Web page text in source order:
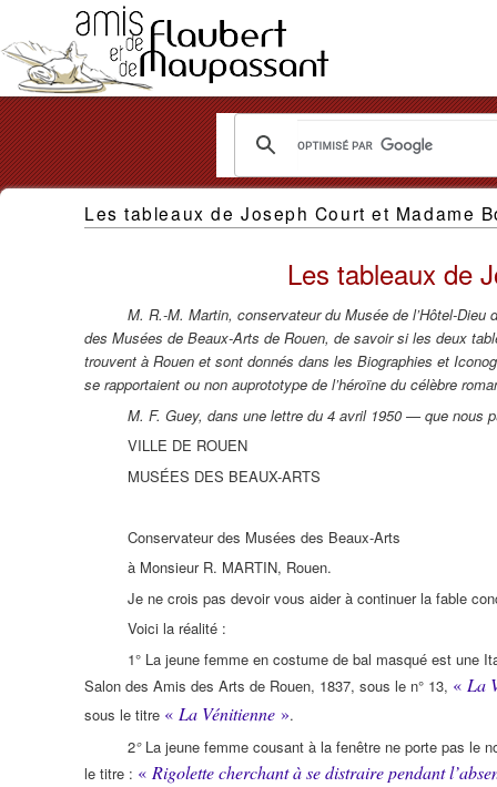
Les
Maupassant
Les tableaux de Joseph Court et Madame
Les tableaux de
M. R.-M. Martin, conservateur du Musée de l’Hôtel-
des Musées de Beaux-Arts de Rouen, de savoir si les deux
trouvent à Rouen et sont donnés dans les Biographies et
se rapportaient ou non auprototype de l’héroïne du célèbre
M. F. Guey, dans une lettre du 4 avril 1950 — que nous
VILLE DE ROUEN
MUSÉES DES BEAUX-ARTS
Conservateur des Musées des Beaux-Arts
à Monsieur R. MARTIN, Rouen.
Je ne crois pas devoir vous aider à continuer la fable
Voici la réalité :
1° La jeune femme en costume de bal masqué est une
Salon des Amis des Arts de Rouen, 1837, sous le n° 13, « La
sous le titre « La Vénitienne ».
2° La jeune femme cousant à la fenêtre ne porte pas le
le titre : « Rigolette cherchant à se distraire pendant